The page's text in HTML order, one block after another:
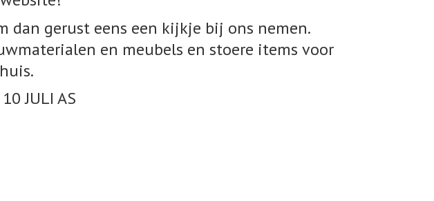
dan gerust eens een kijkje bij ons nemen.
en meubels en stoere items voor
10JULI AS